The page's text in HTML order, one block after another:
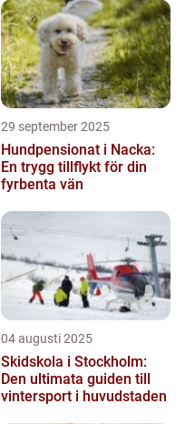
29 september 2025
Hundpensionat i Nacka:
En trygg tillflykt för din
fyrbenta vän
04 augusti 2025
Skidskola i Stockholm:
Den ultimata guiden till
vintersport i huvudstaden